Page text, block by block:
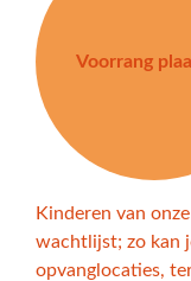
Voorrang
Kinderen van
wachtlijst; zo kan
opvanglocaties,